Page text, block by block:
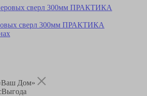
сверл 300мм ПРАКТИКА
Дом»
Выгода